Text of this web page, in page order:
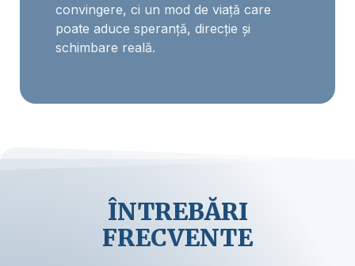
convingere, ci un mod de viață care
poate aduce speranță, direcție și
schimbare reală.
ÎNTREBĂRI
FRECVENTE